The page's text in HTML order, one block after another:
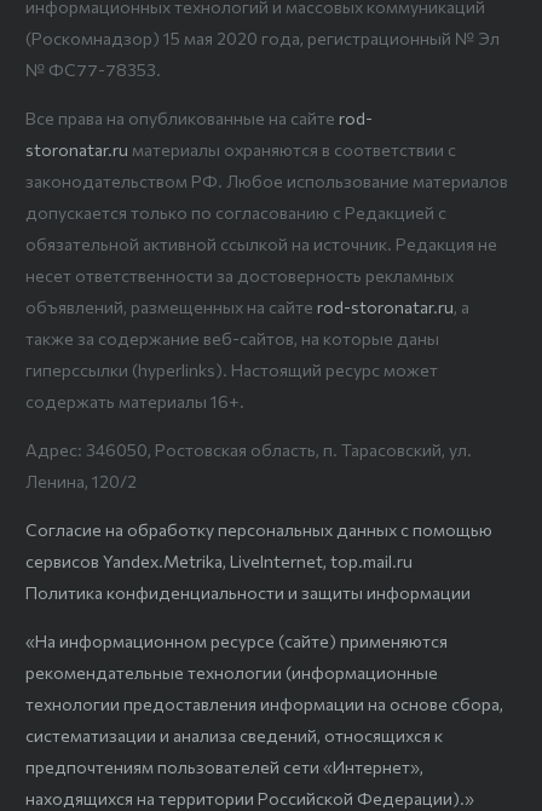
информационных технологий и массовых коммуникаций
(Роскомнадзор) 15 мая 2020 года, регистрационный № Эл
№ ФС77-78353.
Все права на опубликованные на сайте rod-
storonatar.ru материалы охраняются в соответствии с
законодательством РФ. Любое использование материалов
допускается только по согласованию с Редакцией с
обязательной активной ссылкой на источник. Редакция не
несет ответственности за достоверность рекламных
объявлений, размещенных на сайте rod-storonatar.ru, а
также за содержание веб-сайтов, на которые даны
гиперссылки (hyperlinks). Настоящий ресурс может
содержать материалы 16+.
Адрес: 346050, Ростовская область, п. Тарасовский, ул.
Ленина, 120/2
Согласие на обработку персональных данных с помощью
сервисов Yandex.Metrika, LiveInternet, top.mail.ru
Политика конфиденциальности и защиты информации
«На информационном ресурсе (сайте) применяются
рекомендательные технологии (информационные
технологии предоставления информации на основе сбора,
систематизации и анализа сведений, относящихся к
предпочтениям пользователей сети «Интернет»,
находящихся на территории Российской Федерации).»